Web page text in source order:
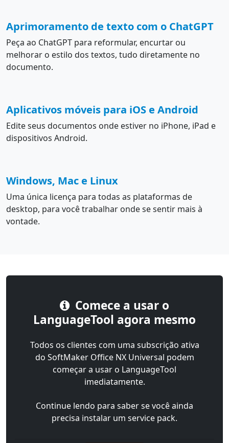
Aprimoramento de texto com o ChatGPT
Peça ao ChatGPT para reformular, encurtar ou
melhorar o estilo dos textos, tudo diretamente no
documento.
Aplicativos móveis para iOS e Android
Edite seus documentos onde estiver no iPhone, iPad e
dispositivos Android.
Windows, Mac e Linux
Uma única licença para todas as plataformas de
desktop, para você trabalhar onde se sentir mais à
vontade.
Comece a usar o
LanguageTool agora mesmo
Todos os clientes com uma subscrição ativa
do SoftMaker Office NX Universal podem
começar a usar o LanguageTool
imediatamente.
Continue lendo para saber se você ainda
precisa instalar um service pack.